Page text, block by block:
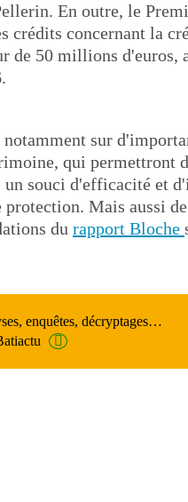
En outre, le
crédits concernant la
de 50 millions d'euros,
sur
qui permettront
un souci d'efficacité et
Mais aussi
du rapport Bloche
enquêtes, décryptages…